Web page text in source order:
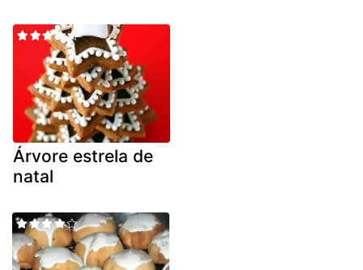
Árvore estrela de
natal